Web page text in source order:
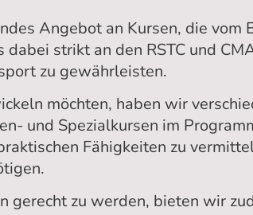
Angebot an Kursen, die vom
strikt an den RSTC und
zu gewährleisten.
möchten, haben wir
und Spezialkursen im
Fähigkeiten zu
gerecht zu werden, bieten wir